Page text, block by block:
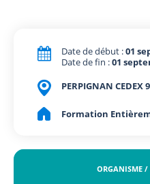
Date de début :01
Date de fin :01
PERPIGNAN CEDEX 9
Formation
ORGANISME /